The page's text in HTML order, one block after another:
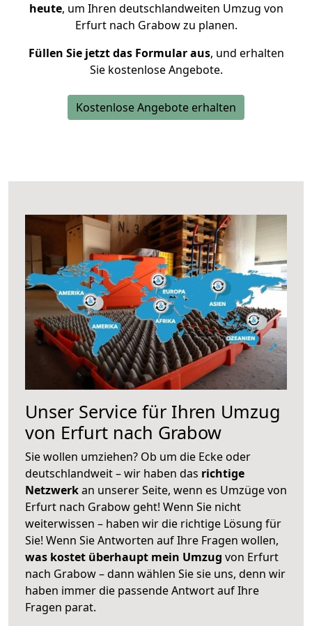
heute, um Ihren deutschlandweiten Umzug von
Erfurt nach Grabow zu planen.
Füllen Sie jetzt das Formular aus, und erhalten
Sie kostenlose Angebote.
Kostenlose Angebote erhalten
Unser Service für Ihren Umzug
von Erfurt nach Grabow
Sie wollen umziehen? Ob um die Ecke oder
deutschlandweit – wir haben das richtige
Netzwerkan unserer Seite, wenn es Umzüge von
Erfurt nach Grabow geht! Wenn Sie nicht
weiterwissen – haben wir die richtige Lösung für
Sie! Wenn Sie Antworten auf Ihre Fragen wollen,
was kostet überhaupt mein Umzug von Erfurt
nach Grabow – dann wählen Sie sie uns, denn wir
haben immer die passende Antwort auf Ihre
Fragen parat.